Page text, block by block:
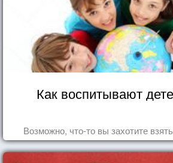
Как воспитывают
Возможно, что-то вы захотите